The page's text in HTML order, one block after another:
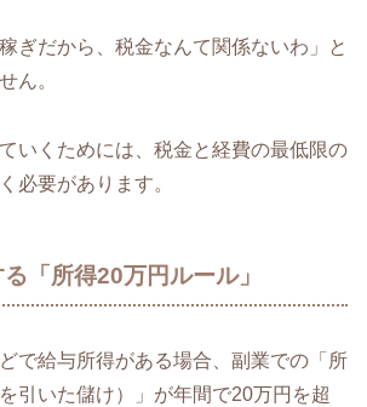
ぎだから、税金なんて関係ないわ」と
ん。
いくためには、税金と経費の最低限の
必要があります。
「所得20万円ルール」
で給与所得がある場合、副業での「所
引いた儲け）」が年間で20万円を超